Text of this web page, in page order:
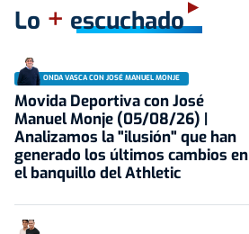
Lo + escuchado
ONDA VASCA CON JOSÉ MANUEL MONJE
Movida Deportiva con José
Manuel Monje (05/08/26) |
Analizamos la "ilusión" que han
generado los últimos cambios en
el banquillo del Athletic